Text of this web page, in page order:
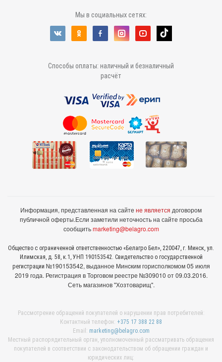
Мы в социальных сетях:
Способы оплаты: наличный и безналичный
расчёт
Информация, представленная на сайте не является договором
публичной оферты.Если заметили неточность на сайте просьба
сообщитьmarketing@belagro.com
Общество с ограниченной ответственностью «Белагро Бел», 220047, г. Минск, ул.
Илимская, д. 58, к.1, УНП 190153542. Свидетельство о государственной
регистрации №190153542, выданное Минcким горисполкомом 05 июля
2019 года. Регистрация в Торговом реестре №309010 от 09.03.2016.
Сеть магазинов "Хозтоварищ".
Рассмотрение обращений покупателей о нарушении прав потребителей:
Контактный телефон: +375 17 388 22 88
Email: marketing@belagro.com
Местный распорядительный орган, уполномоченный рассматривать обращения
покупателей в соответствии с законодательством об обращении граждан и
юридических лиц: